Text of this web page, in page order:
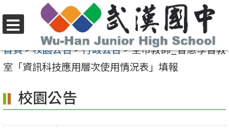
至
要
容
區
選
單
首頁>校園公告>行政公告>全市教師_智慧學習教
室「資訊科技應用層次使用情況表」填報
校園公告